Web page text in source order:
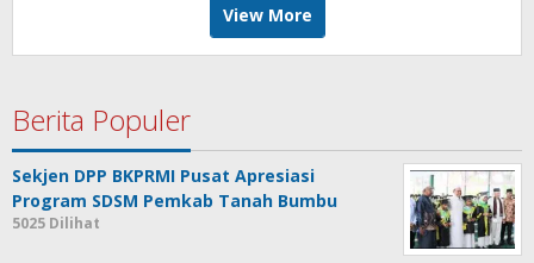
View More
Berita Populer
Sekjen DPP BKPRMI Pusat Apresiasi
Program SDSM Pemkab Tanah Bumbu
5025 Dilihat